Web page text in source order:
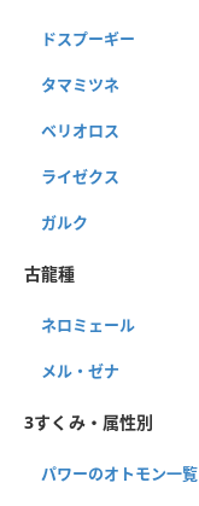
ドスプーギー
タマミツネ
ベリオロス
ライゼクス
ガルク
古龍種
ネロミェール
メル・ゼナ
3すくみ・属性別
パワーのオトモン一覧